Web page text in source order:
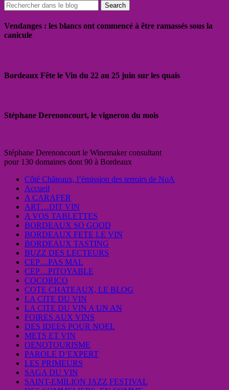
Vendanges : les blancs ont commencé à être ramassés sous la
canicule
Bordeaux Fête le Vin du 22 au 25 juin sur les quais
Stéphane Derenoncourt, le vigneron du mois
Stéphane Derenoncourt le Winemaker consultant
pour 130 domaines dont 90 à Bordeaux
Côté Châteaux, l’émission des terroirs de NoA
Accueil
A CARAFER
ART…DIT VIN
A VOS TABLETTES
BORDEAUX SO GOOD
BORDEAUX FETE LE VIN
BORDEAUX TASTING
BUZZ DES LECTEURS
CEP…PAS MAL
CEP…PITOYABLE
COCORICO
COTE CHATEAUX, LE BLOG
LA CITE DU VIN
LA CITE DU VIN A UN AN
FOIRES AUX VINS
DES IDEES POUR NOEL
METS ET VIN
OENOTOURISME
PAROLE D’EXPERT
LES PRIMEURS
SAGA DU VIN
SAINT-EMILION JAZZ FESTIVAL